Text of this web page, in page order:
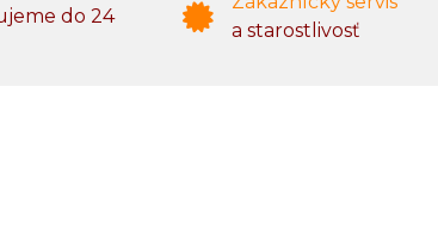
do 24
a starostlivosť